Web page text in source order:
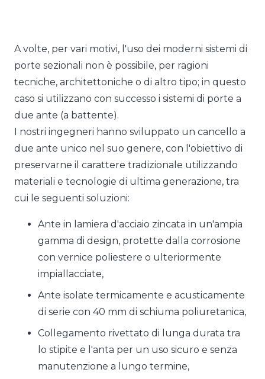
A volte, per vari motivi, l'uso dei moderni sistemi di
porte sezionali non è possibile, per ragioni
tecniche, architettoniche o di altro tipo; in questo
caso si utilizzano con successo i sistemi di porte a
due ante (a battente).
I nostri ingegneri hanno sviluppato un cancello a
due ante unico nel suo genere, con l'obiettivo di
preservarne il carattere tradizionale utilizzando
materiali e tecnologie di ultima generazione, tra
cui le seguenti soluzioni:
Ante in lamiera d'acciaio zincata in un'ampia
gamma di design, protette dalla corrosione
con vernice poliestere o ulteriormente
impiallacciate,
Ante isolate termicamente e acusticamente
di serie con 40 mm di schiuma poliuretanica,
Collegamento rivettato di lunga durata tra
lo stipite e l'anta per un uso sicuro e senza
manutenzione a lungo termine,